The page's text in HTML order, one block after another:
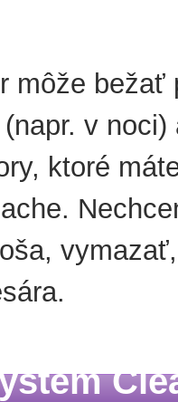
môže bežať
v
ktoré